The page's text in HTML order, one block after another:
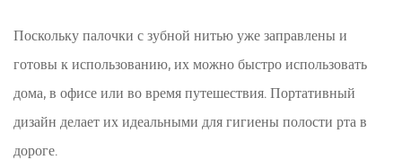
нити
8
Выбор
правильных
Поскольку палочки с зубной нитью уже заправлены и
готовы к использованию, их можно быстро использовать
дома, в офисе или во время путешествия. Портативный
дизайн делает их идеальными для гигиены полости рта в
дороге.